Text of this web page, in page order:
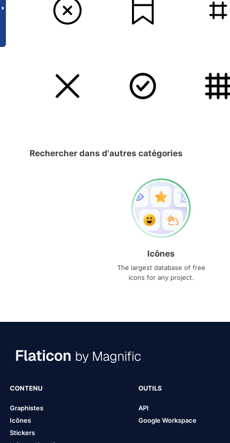
Rechercher dans d'autres catégories
Icônes
The largest database of free
icons for any project.
CONTENU
Graphistes
Icônes
Stickers
OUTILS
API
Google Workspace